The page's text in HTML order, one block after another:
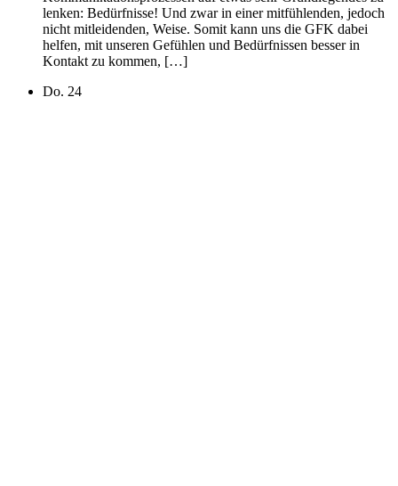
lenken: Bedürfnisse! Und zwar in einer mitfühlenden, jedoch
nicht mitleidenden, Weise. Somit kann uns die GFK dabei
helfen, mit unseren Gefühlen und Bedürfnissen besser in
Kontakt zu kommen, […]
Do. 24